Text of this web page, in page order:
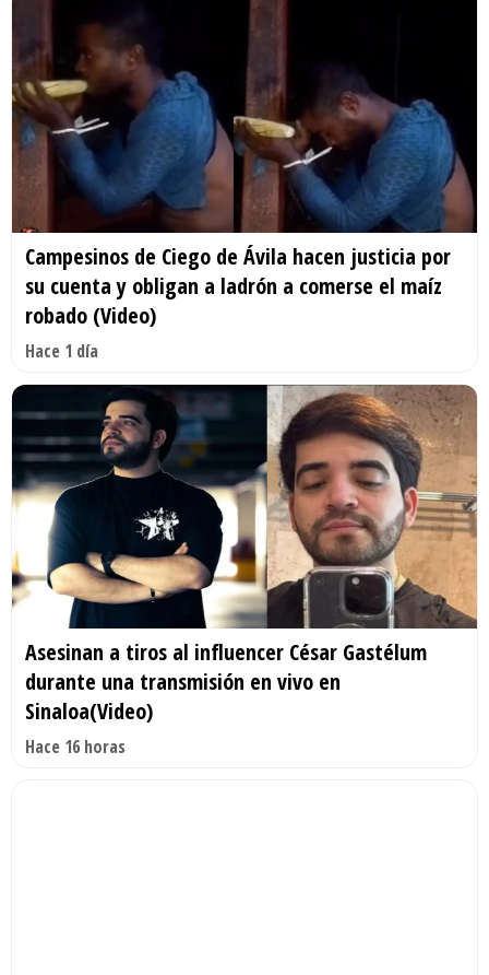
Campesinos de Ciego de Ávila hacen justicia por
su cuenta y obligan a ladrón a comerse el maíz
robado (Video)
Hace 1 día
Asesinan a tiros al influencer César Gastélum
durante una transmisión en vivo en
Sinaloa(Video)
Hace 16 horas